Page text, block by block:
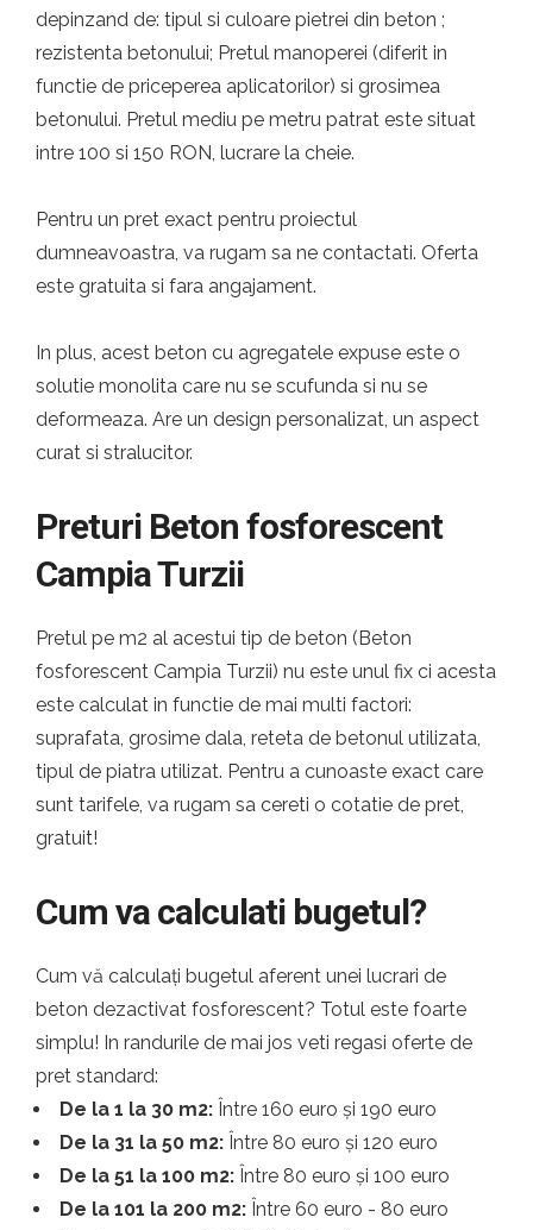
depinzand de: tipul si culoare pietrei din beton ;
rezistenta betonului; Pretul manoperei (diferit in
functie de priceperea aplicatorilor) si grosimea
betonului. Pretul mediu pe metru patrat este situat
intre 100 si 150 RON, lucrare la cheie.
Pentru un pret exact pentru proiectul
dumneavoastra, va rugam sa ne contactati. Oferta
este gratuita si fara angajament.
In plus, acest beton cu agregatele expuse este o
solutie monolita care nu se scufunda si nu se
deformeaza. Are un design personalizat, un aspect
curat si stralucitor.
Preturi Beton fosforescent
Campia Turzii
Pretul pe m2 al acestui tip de beton (Beton
fosforescent Campia Turzii) nu este unul fix ci acesta
este calculat in functie de mai multi factori:
suprafata, grosime dala, reteta de betonul utilizata,
tipul de piatra utilizat. Pentru a cunoaste exact care
sunt tarifele, va rugam sa cereti o cotatie de pret,
gratuit!
Cum va calculati bugetul?
Cum vă calculați bugetul aferent unei lucrari de
beton dezactivat fosforescent? Totul este foarte
simplu! In randurile de mai jos veti regasi oferte de
pret standard:
De la 1 la 30 m2: Între 160 euro și 190 euro
De la 31 la 50 m2: Între 80 euro și 120 euro
De la 51 la 100 m2: Între 80 euro și 100 euro
De la 101 la 200 m2: Între 60 euro - 80 euro